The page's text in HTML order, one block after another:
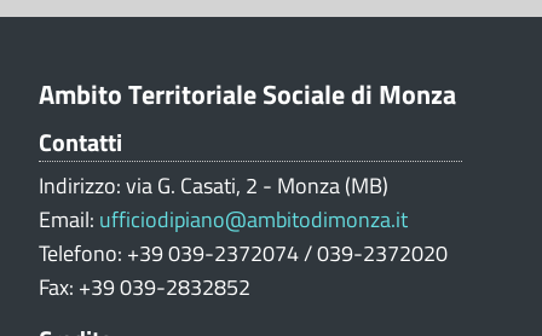
Ambito Territoriale Sociale di Monza
Contatti
Indirizzo: via G. Casati, 2 - Monza (MB)
Email: ufficiodipiano@ambitodimonza.it
Telefono: +39 039-2372074 / 039-2372020
Fax: +39 039-2832852